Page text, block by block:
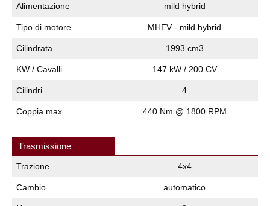
Alimentazione mild hybrid
Tipo di motore MHEV - mild hybrid
Cilindrata 1993 cm3
KW / Cavalli 147 kW / 200 CV
Cilindri 4
Coppia max 440 Nm @ 1800 RPM
Trasmissione
Trazione 4x4
Cambio automatico